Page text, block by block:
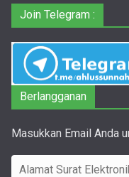
Join Telegram :
Berlangganan
Masukkan Email Anda